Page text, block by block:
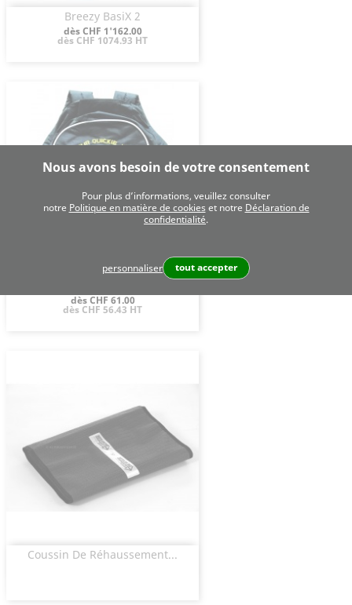
Breezy BasiX 2
Prix
dès CHF 1'162.00
dès CHF 1074.93 HT
Aperçu rapide
Prix
dès CHF 61.00
dès CHF 56.43 HT
Coussin De Réhaussement...
Aperçu rapide
Nous avons besoin de votre consentement
Pour plus d’informations, veuillez consulter
notre Politique en matière de cookies et notre Déclaration de
confidentialité.
personnaliser tout accepter